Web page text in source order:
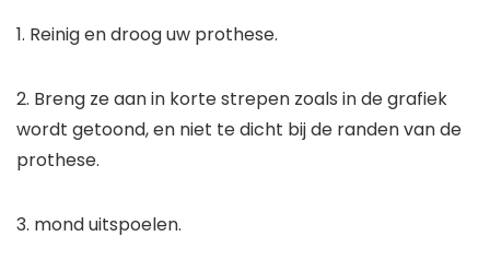
1. Reinig en droog uw prothese.
2. Breng ze aan in korte strepen zoals in de grafiek
wordt getoond, en niet te dicht bij de randen van de
prothese.
3. mond uitspoelen.